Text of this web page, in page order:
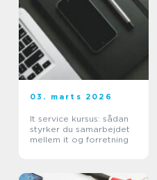
03. marts 2026
It service kursus: sådan
styrker du samarbejdet
mellem it og forretning